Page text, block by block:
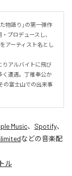
物語り」の第一弾作
プロデュースし、
アーティスト名とし
りアルバイトに飛び
く遭遇。丁稚奉公か
の富士山での出来事
Music、 Spotify、
などの音楽配
ル